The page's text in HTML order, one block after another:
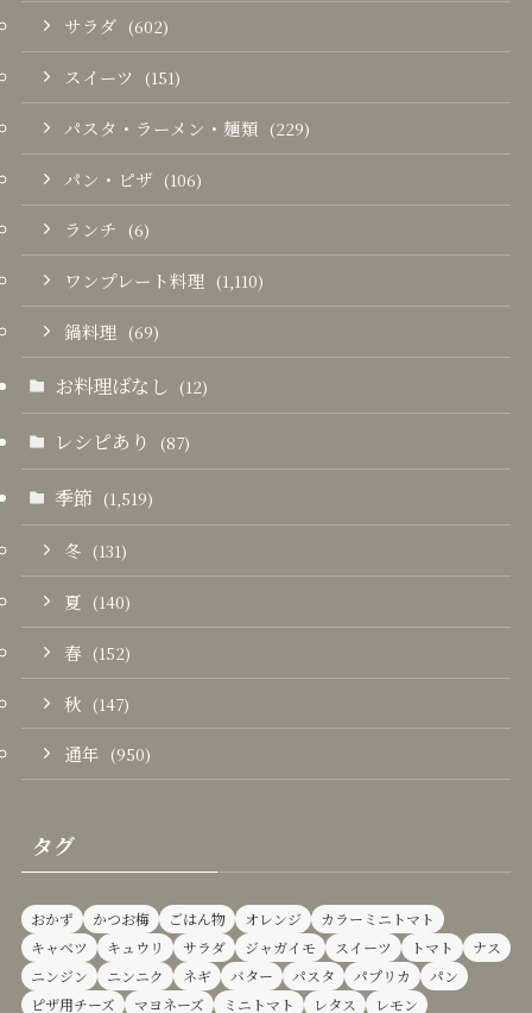
サラダ (602)
スイーツ (151)
パスタ・ラーメン・麺類 (229)
パン・ピザ (106)
ランチ (6)
ワンプレート料理 (1,110)
鍋料理 (69)
お料理ばなし (12)
レシピあり (87)
季節 (1,519)
冬 (131)
夏 (140)
春 (152)
秋 (147)
通年 (950)
タグ
おかず かつお梅 ごはん物 オレンジ
カラーミニトマト
キャベツ
キュウリ サラダ ジャガイモ スイーツ トマト
ナス
ニンジン
ニンニク ネギ バター パスタ パプリカ
パン
ピザ用チーズ
マヨネーズ ミニトマト レタス レモン